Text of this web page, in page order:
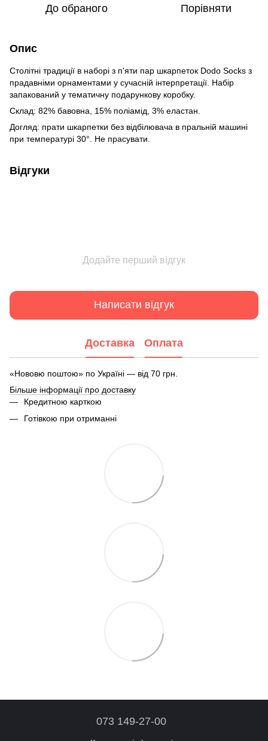
До обраного Порівняти
Опис
Столітні традиції в наборі з п'яти пар шкарпеток Dodo Socks з
прадавніми орнаментами у сучасній інтерпретації. Набір
запакований у тематичну подарункову коробку.
Склад: 82% бавовна, 15% поліамід, 3% еластан.
Догляд: прати шкарпетки без відбілювача в пральній машині
при температурі 30°. Не прасувати.
Відгуки
Додайте перший відгук
Написати відгук
Доставка Оплата
«Нововю поштою» по Україні — від 70 грн.
Більше інформації про доставку
Кредитною карткою
Готівкою при отриманні
073 149-27-00